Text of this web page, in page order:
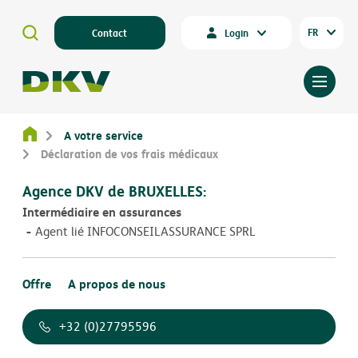
Contact Login FR
Agence DKV de BRUXELLES:
Intermédiaire en assurances
Agent lié INFOCONSEILASSURANCE SPRL
Offre A propos de nous
+32 (0)27795596
A votre service
Déclaration de vos frais médicaux